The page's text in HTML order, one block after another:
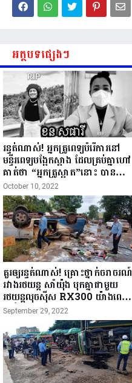
អត្ថបទផ្សេងៗ
រន្ធត់ណាស់​! អ្នកគ្រូពេទ្យបំរេីការនៅ
មន្ទីរពេទ្យបង្អែកស្អាង ដែលគ្រប់គ្នាហៅ
គាត់ថា “អ្នកគ្រូស្អាត”នោះ បានស្លាប់
បាត់ភ្លាមៗ ខណៈពេលជិះម៉ូតូធំ
ZOOMER-X ត្រូវគ្រឿងចក្រ
អាបុលឈូសដីធុនធំ ប៉ះដៃចង្កូតដួ.ល
ចូលក្រោមកង់អាបុលកិ.នស្លា.ប់...
October 10, 2022
គួរឲ្យរន្ធត់ណាស់! គ្រោះថ្នាក់ចរាចរណ៍
រវាងរថយន្ត សាំយ៉ុង បុកគ្នាជាមួយ
រថយន្តលុចសុីស RX300 យ៉ាងពេញ
ទំហឹង...
September 29, 2022